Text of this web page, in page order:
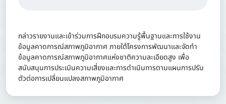
กล่าวรายงานและเข้าร่วมการฝึกอบรมความรู้พื้นฐานและการใช้งาน
ข้อมูลคาดการณ์สภาพภูมิอากาศ ภายใต้โครงการพัฒนาและจัดทำ
ข้อมูลคาดการณ์สภาพภูมิอากาศแห่งชาติความละเอียดสูง เพื่อ
สนับสนุนการประเมินความเสี่ยงและการดำเนินการตามแผนการปรับ
ตัวต่อการเปลี่ยนแปลงสภาพภูมิอากาศ